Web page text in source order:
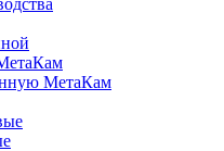
МетаКам